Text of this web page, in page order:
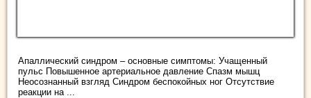
Апаллический синдром – основные симптомы: Учащенный
пульс Повышенное артериальное давление Спазм мышц
Неосознанный взгляд Синдром беспокойных ног Отсутствие
реакции на ...